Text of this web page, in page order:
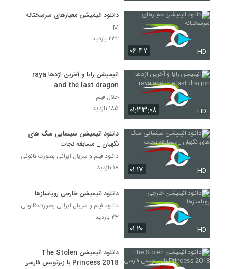
۰۶:۴۷ HD
دانلود انیمیشن معیارهای سرسختانه
M
۲۳۲ بازدید
۰۱:۳۳:۰۸ HD
انیمیشن رایا و آخرین اژدها raya
and the last dragon
حلال فیلم
۱۸۵ بازدید
۰۱:۱۷ HD
دانلود انیمیشن سینمایی سگ های
نگهبان _ مسابقه نجات
دانلود فیلم و سریال ایرانی بصورت قانونی
۱۸ بازدید
۰۱:۲۰ HD
دانلود انیمیشن خارجی رویاسازها
دانلود فیلم و سریال ایرانی بصورت قانونی
۲۳ بازدید
دانلود انیمیشن The Stolen
Princess 2018 با زیرنویس فارسی